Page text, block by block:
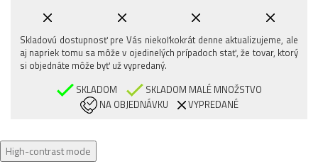
Skladovú dostupnosť pre Vás niekoľkokrát denne aktualizujeme, ale
aj napriek tomu sa môže v ojedinelých prípadoch stať, že tovar, ktorý
si objednáte môže byť už vypredaný.
SKLADOM
SKLADOM MALÉ MNOŽSTVO
NA OBJEDNÁVKU
VYPREDANÉ
High-contrast mode